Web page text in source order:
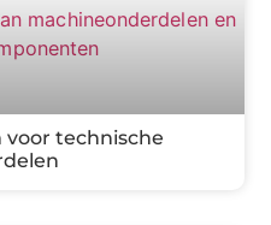
technische